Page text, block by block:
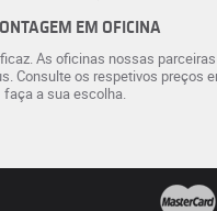
EM OFICINA
As oficinas nossas
Consulte os respetivos preços
faça a sua escolha.